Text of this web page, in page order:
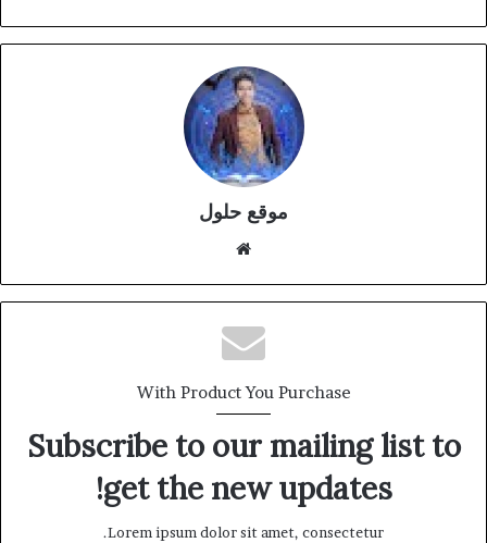
موقع حلول
With Product You Purchase
Subscribe to our mailing list to
get the new updates!
Lorem ipsum dolor sit amet, consectetur.